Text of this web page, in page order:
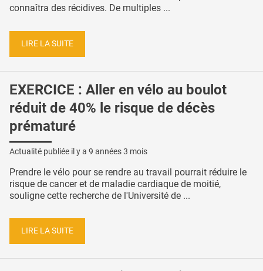
connaîtra des récidives. De multiples ...
LIRE LA SUITE
EXERCICE : Aller en vélo au boulot
réduit de 40% le risque de décès
prématuré
Actualité publiée il y a 9 années 3 mois
Prendre le vélo pour se rendre au travail pourrait réduire le
risque de cancer et de maladie cardiaque de moitié,
souligne cette recherche de l'Université de ...
LIRE LA SUITE